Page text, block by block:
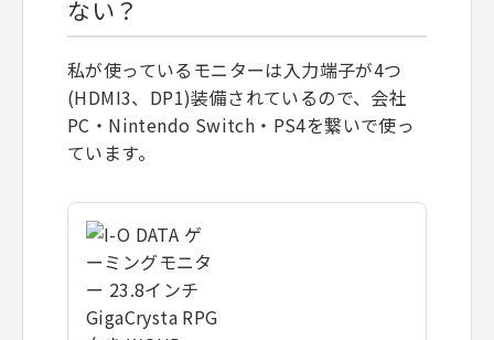
ない？
私が使っているモニターは入力端子が4つ
(HDMI3、DP1)装備されているので、会社
PC・Nintendo Switch・PS4を繋いで使っ
ています。